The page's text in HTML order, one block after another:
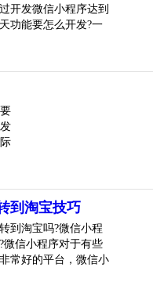
验和信誉都是一点点积
开发微信小程序达到
功能要怎么开发?一
到淘宝技巧
到淘宝吗?微信小程
微信小程序对于有些
常好的平台，微信小